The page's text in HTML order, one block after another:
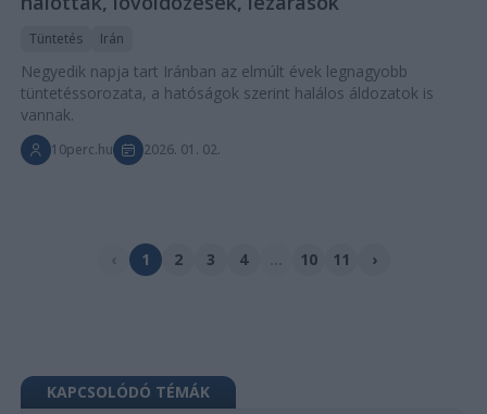
Tüntetés Irán
Negyedik napja tart Iránban az elmúlt évek legnagyobb
tüntetéssorozata, a hatóságok szerint halálos áldozatok is
vannak.
10perc.hu 2026. 01. 02.
‹ 1 2 3 4 10 11 ›
KAPCSOLÓDÓ TÉMÁK